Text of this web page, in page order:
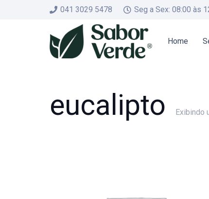
041 3029 5478 Seg a Sex: 08:00 às
Home
eucalipto Exibindo